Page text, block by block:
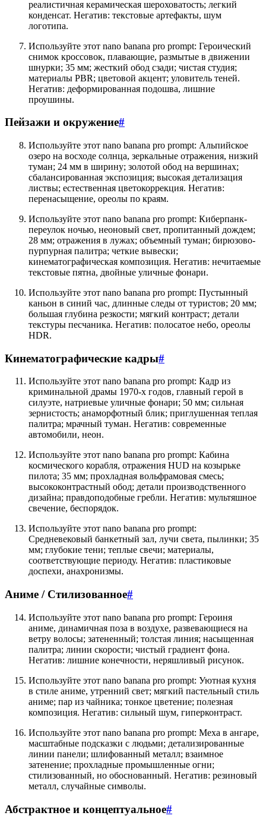
реалистичная керамическая шероховатость; легкий
конденсат. Негатив: текстовые артефакты, шум
логотипа.
Используйте этот nano banana pro prompt: Героический
снимок кроссовок, плавающие, размытые в движении
шнурки; 35 мм; жесткий обод сзади; чистая студия;
материалы PBR; цветовой акцент; уловитель теней.
Негатив: деформированная подошва, лишние
проушины.
Пейзажи и окружение#
Используйте этот nano banana pro prompt: Альпийское
озеро на восходе солнца, зеркальные отражения, низкий
туман; 24 мм в ширину; золотой обод на вершинах;
сбалансированная экспозиция; высокая детализация
листвы; естественная цветокоррекция. Негатив:
перенасыщение, ореолы по краям.
Используйте этот nano banana pro prompt: Киберпанк-
переулок ночью, неоновый свет, пропитанный дождем;
28 мм; отражения в лужах; объемный туман; бирюзово-
пурпурная палитра; четкие вывески;
кинематографическая композиция. Негатив: нечитаемые
текстовые пятна, двойные уличные фонари.
Используйте этот nano banana pro prompt: Пустынный
каньон в синий час, длинные следы от туристов; 20 мм;
большая глубина резкости; мягкий контраст; детали
текстуры песчаника. Негатив: полосатое небо, ореолы
HDR.
Кинематографические кадры#
Используйте этот nano banana pro prompt: Кадр из
криминальной драмы 1970-х годов, главный герой в
силуэте, натриевые уличные фонари; 50 мм; сильная
зернистость; анаморфотный блик; приглушенная теплая
палитра; мрачный туман. Негатив: современные
автомобили, неон.
Используйте этот nano banana pro prompt: Кабина
космического корабля, отражения HUD на козырьке
пилота; 35 мм; прохладная вольфрамовая смесь;
высококонтрастный обод; детали производственного
дизайна; правдоподобные гребли. Негатив: мультяшное
свечение, беспорядок.
Используйте этот nano banana pro prompt:
Средневековый банкетный зал, лучи света, пылинки; 35
мм; глубокие тени; теплые свечи; материалы,
соответствующие периоду. Негатив: пластиковые
доспехи, анахронизмы.
Аниме / Стилизованное#
Используйте этот nano banana pro prompt: Героиня
аниме, динамичная поза в воздухе, развевающиеся на
ветру волосы; затененный; толстая линия; насыщенная
палитра; линии скорости; чистый градиент фона.
Негатив: лишние конечности, неряшливый рисунок.
Используйте этот nano banana pro prompt: Уютная кухня
в стиле аниме, утренний свет; мягкий пастельный стиль
аниме; пар из чайника; тонкое цветение; полезная
композиция. Негатив: сильный шум, гиперконтраст.
Используйте этот nano banana pro prompt: Меха в ангаре,
масштабные подсказки с людьми; детализированные
линии панели; шлифованный металл; взаимное
затенение; прохладные промышленные огни;
стилизованный, но обоснованный. Негатив: резиновый
металл, случайные символы.
Абстрактное и концептуальное#